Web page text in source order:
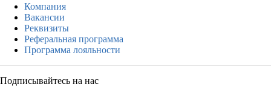
Компания
Вакансии
Реквизиты
Реферальная программа
Программа лояльности
Подписывайтесь на нас